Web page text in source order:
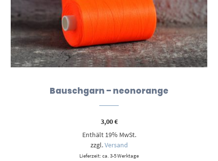
Bauschgarn – neonorange
3,00€
Enthält 19% MwSt.
zzgl.Versand
Lieferzeit: ca. 3-5 Werktage